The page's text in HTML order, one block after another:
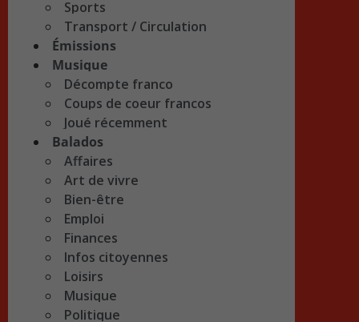
Sports
Transport / Circulation
Émissions
Musique
Décompte franco
Coups de coeur francos
Joué récemment
Balados
Affaires
Art de vivre
Bien-être
Emploi
Finances
Infos citoyennes
Loisirs
Musique
Politique